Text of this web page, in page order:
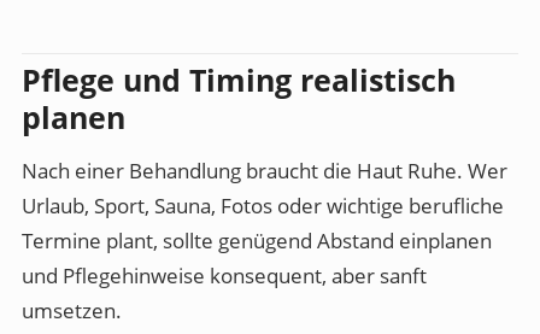
Pflege und Timing realistisch
planen
Nach einer Behandlung braucht die Haut Ruhe. Wer
Urlaub, Sport, Sauna, Fotos oder wichtige berufliche
Termine plant, sollte genügend Abstand einplanen
und Pflegehinweise konsequent, aber sanft
umsetzen.